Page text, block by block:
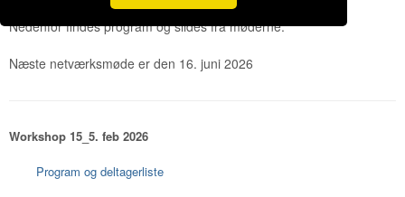
Nedenfor findes program og slides fra møderne.
Næste netværksmøde er den 16. juni 2026
Workshop 15_5. feb 2026
Program og deltagerliste